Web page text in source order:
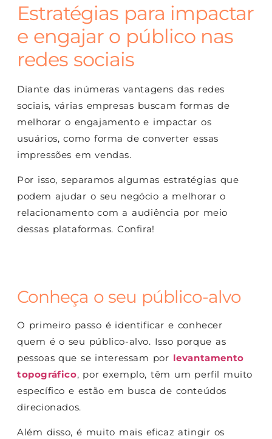
Estratégias para impactar
e engajar o público nas
redes sociais
Diante das inúmeras vantagens das redes
sociais, várias empresas buscam formas de
melhorar o engajamento e impactar os
usuários, como forma de converter essas
impressões em vendas.
Por isso, separamos algumas estratégias que
podem ajudar o seu negócio a melhorar o
relacionamento com a audiência por meio
dessas plataformas. Confira!
Conheça o seu público-alvo
O primeiro passo é identificar e conhecer
quem é o seu público-alvo. Isso porque as
pessoas que se interessam por levantamento
topográfico, por exemplo, têm um perfil muito
específico e estão em busca de conteúdos
direcionados.
Além disso, é muito mais eficaz atingir os